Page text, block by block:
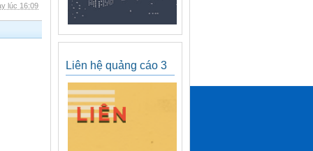
lúc 16:09
Liên hệ quảng cáo 3